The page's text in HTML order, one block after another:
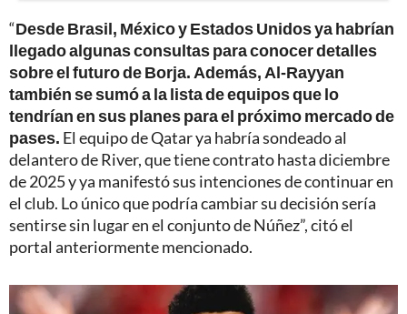
“Desde Brasil, México y Estados Unidos ya habrían
llegado algunas consultas para conocer detalles
sobre el futuro de Borja. Además, Al-Rayyan
también se sumó a la lista de equipos que lo
tendrían en sus planes para el próximo mercado de
pases. El equipo de Qatar ya habría sondeado al
delantero de River, que tiene contrato hasta diciembre
de 2025 y ya manifestó sus intenciones de continuar en
el club. Lo único que podría cambiar su decisión sería
sentirse sin lugar en el conjunto de Núñez”, citó el
portal anteriormente mencionado.